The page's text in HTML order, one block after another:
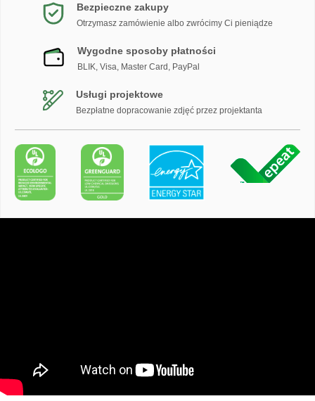
Bezpieczne zakupy
Otrzymasz zamówienie albo zwrócimy Ci pieniądze
Wygodne sposoby płatności
BLIK, Visa, Master Card, PayPal
Usługi projektowe
Bezpłatne dopracowanie zdjęć przez projektanta